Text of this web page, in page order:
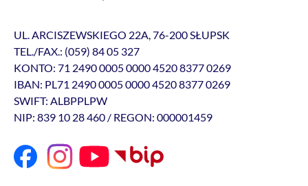
UL. ARCISZEWSKIEGO 22A, 76-200 SŁUPSK
TEL./FAX.: (059) 84 05 327
KONTO: 71 2490 0005 0000 4520 8377 0269
IBAN: PL71 2490 0005 0000 4520 8377 0269
SWIFT: ALBPPLPW
NIP: 839 10 28 460 / REGON: 000001459